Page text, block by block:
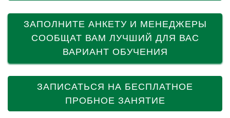
ЗАПОЛНИТЕ АНКЕТУ И МЕНЕДЖЕРЫ
СООБЩАТ ВАМ ЛУЧШИЙ ДЛЯ ВАС
ВАРИАНТ ОБУЧЕНИЯ
ЗАПИСАТЬСЯ НА БЕСПЛАТНОЕ
ПРОБНОЕ ЗАНЯТИЕ